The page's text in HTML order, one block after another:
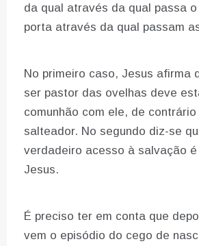
da qual através da qual passa
porta através da qual passam
No primeiro caso, Jesus afirma
ser pastor das ovelhas deve
comunhão com ele, de contrário
salteador. No segundo diz-se
verdadeiro acesso à salvação é
Jesus.
É preciso ter em conta que
vem o episódio do cego de